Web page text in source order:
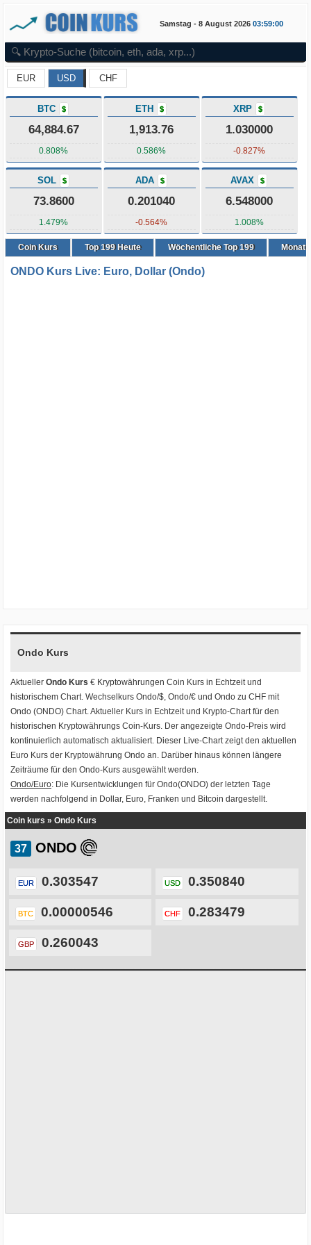
Samstag - 8 August 2026 03:59:00
EUR USD CHF
BTC $
64,884.67
0.808%
ETH $
1,913.76
0.586%
XRP $
1.030000
-0.827%
SOL $
73.8600
1.479%
ADA $
0.201040
-0.564%
AVAX $
6.548000
1.008%
Coin Kurs Top199Heute Wöchentliche Top 199
ONDO Kurs Live: Euro, Dollar (Ondo)
Ondo Kurs
Aktueller Ondo Kurs € Kryptowährungen Coin Kurs in Echtzeit und
historischem Chart. Wechselkurs Ondo/$, Ondo/€ und Ondo zu CHF mit
Ondo (ONDO) Chart. Aktueller Kurs in Echtzeit und Krypto-Chart für den
historischen Kryptowährungs Coin-Kurs. Der angezeigte Ondo-Preis wird
kontinuierlich automatisch aktualisiert. Dieser Live-Chart zeigt den aktuellen
Euro Kurs der Kryptowährung Ondo an. Darüber hinaus können längere
Zeiträume für den Ondo-Kurs ausgewählt werden.
Ondo/Euro: Die Kursentwicklungen für Ondo(ONDO) der letzten Tage
werden nachfolgend in Dollar, Euro, Franken und Bitcoin dargestellt.
Coin kurs » Ondo Kurs
ONDO
EUR 0.303547 USD 0.350840
BTC 0.00000546 CHF 0.283479
GBP 0.260043